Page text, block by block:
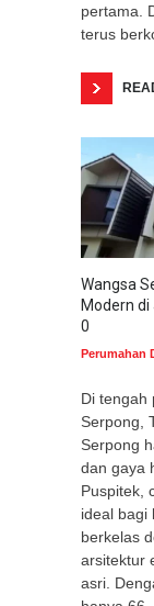
pertama.
terus
Wangsa
Modern
0
Perumahan
Di tengah
Serpong,
Serpong
dan gaya
Puspitek,
ideal bagi
berkelas
arsitektur
asri.